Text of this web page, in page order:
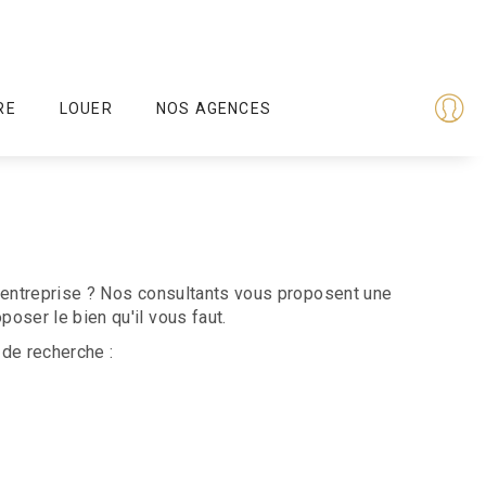
LOUER NOS AGENCES
? Nos consultants vous proposent une
le bien qu'il vous faut.
recherche :